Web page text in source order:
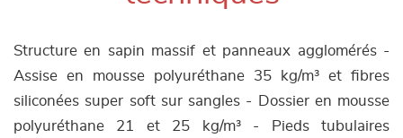
Structure en sapin massif et panneaux agglomérés -
Assise en mousse polyuréthane 35 kg/m³ et fibres
siliconées super soft sur sangles - Dossier en mousse
polyuréthane 21 et 25 kg/m³ -
Pieds tubulaires